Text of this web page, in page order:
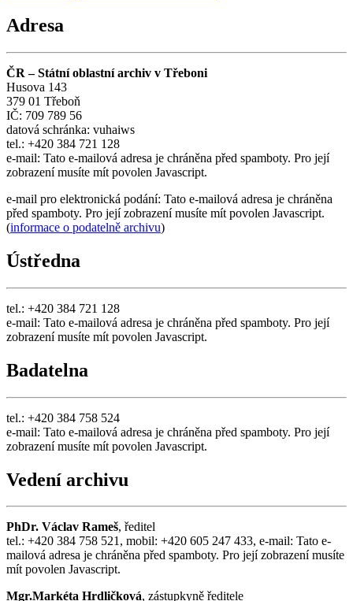
Adresa
ČR – Státní oblastní archiv v Třeboni
Husova 143
379 01 Třeboň
IČ: 709 789 56
datová schránka: vuhaiws
tel.: +420 384 721 128
e-mail: Tato e-mailová adresa je chráněna před spamboty. Pro její
zobrazení musíte mít povolen Javascript.
e-mail pro elektronická podání: Tato e-mailová adresa je chráněna
před spamboty. Pro její zobrazení musíte mít povolen Javascript.
(informace o podatelně archivu)
Ústředna
tel.: +420 384 721 128
e-mail: Tato e-mailová adresa je chráněna před spamboty. Pro její
zobrazení musíte mít povolen Javascript.
Badatelna
tel.: +420 384 758 524
e-mail: Tato e-mailová adresa je chráněna před spamboty. Pro její
zobrazení musíte mít povolen Javascript.
Vedení archivu
PhDr. Václav Rameš, ředitel
tel.: +420 384 758 521, mobil: +420 605 247 433, e-mail: Tato e-
mailová adresa je chráněna před spamboty. Pro její zobrazení musíte
mít povolen Javascript.
Mgr.Markéta Hrdličková, zástupkyně ředitele